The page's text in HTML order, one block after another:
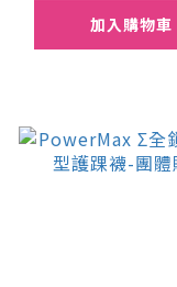
加入購物車